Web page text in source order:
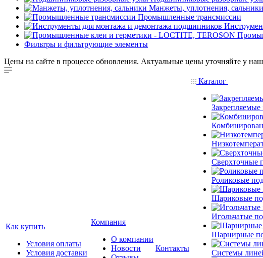
Манжеты, уплотнения, сальники
Промышленные трансмиссии
Фильтры и фильтрующие элементы
Цены на сайте в процессе обновления. Актуальные цены уточняйте у
Как купить
Условия оплаты
Условия доставки
Компания
О компании
Новости
Контакты
Каталог
Сверхточные
Роликовые
Шариковые
Игольчатые
Шарнирные
Системы